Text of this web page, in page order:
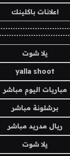
اعلانات باكلينك
يلا شوت
yalla shoot
مباريات اليوم مباشر
برشلونة مباشر
ريال مدريد مباشر
يلا شوت